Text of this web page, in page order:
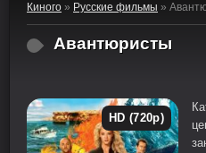
Киного » Русские фильмы »
Авантюристы
HD (720p)